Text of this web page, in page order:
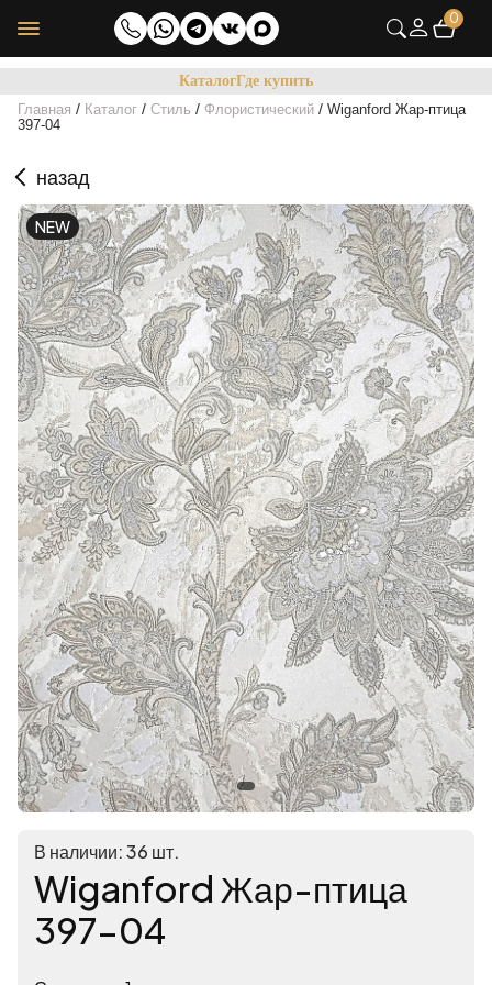
0
КаталогГде купить
Главная / Каталог / Стиль / Флористический / Wiganford Жар-птица
397-04
назад
NEW
В наличии: 36 шт.
Wiganford Жар-птица
397-04